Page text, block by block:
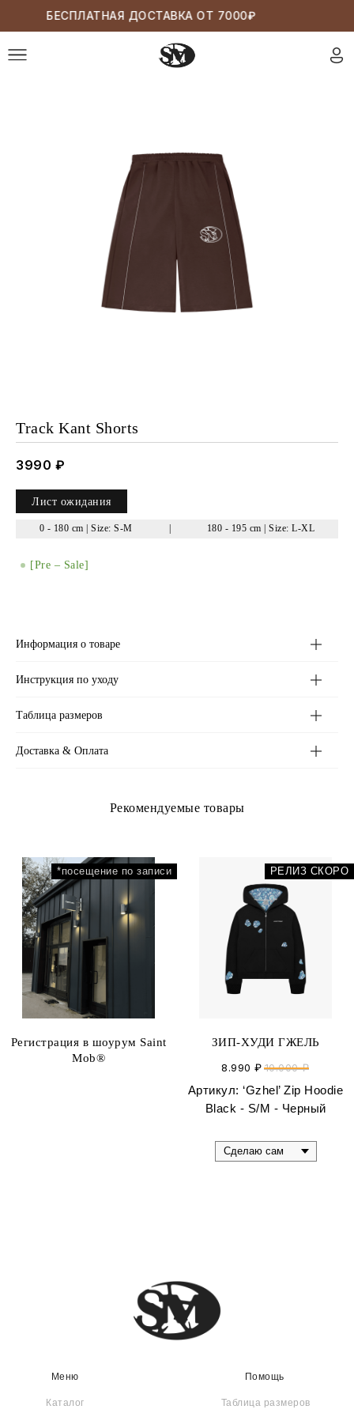
БЕСПЛАТНАЯ ДОСТАВКА ОТ 7000₽
Худи / Худи на молнии
Футболки / Лонгсливы
Верхняя одежда
Track Kant Shorts
3990 ₽
Лист ожидания
0 - 180 cm | Size: S-M 180 - 195 cm | Size: L-XL
[Pre – Sale]
Информация о товаре
Инструкция по уходу
Таблица размеров
Доставка & Оплата
Рекомендуемые товары
Регистрация в шоурум Saint
Mob®
*посещение по записи
ЗИП-ХУДИ ГЖЕЛЬ
8.990 ₽ 10.000 ₽
Артикул: ‘Gzhel’ Zip Hoodie
Black - S/M - Черный
РЕЛИЗ СКОРО
Доставка и оплата
Помощь
Политика конфиденциальности
Публичная оферта